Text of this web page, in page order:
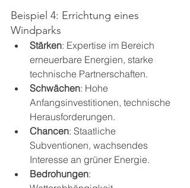
Beispiel 4: Errichtung eines
Windparks
Stärken: Expertise im Bereich
erneuerbare Energien, starke
technische Partnerschaften.
Schwächen: Hohe
Anfangsinvestitionen, technische
Herausforderungen.
Chancen: Staatliche
Subventionen, wachsendes
Interesse an grüner Energie.
Bedrohungen: